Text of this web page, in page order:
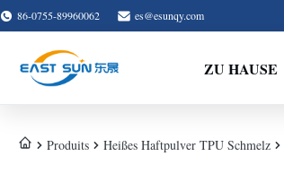
86-0755-89960062 es@esunqy.com
ZU HAUSE
Produits Heißes Haftpulver TPU Schmelz